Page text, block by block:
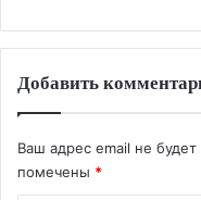
Добавить
Ваш адрес email не будет
помечены *